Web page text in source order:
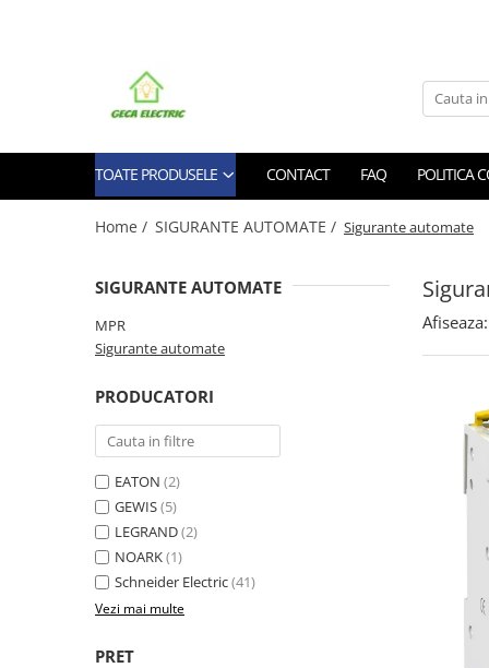
Toate Produsele
CABLURI SI CONDUCTORI
Alarma , incendii si securitate
Rezistente la foc
CONDUCTORI
PRIZE SI INTRERUPATOARE
TOATE PRODUSELE CONTACT FAQ POLITICA
Home / SIGURANTE AUTOMATE / Sigurante automate
SIGURANTE AUTOMATE
MPR
Sigurante automate
PRODUCATORI
EATON (2)
GEWIS(5)
LEGRAND(2)
NOARK(1)
Schneider Electric(41)
Vezi mai multe
PRET
Afiseaza: